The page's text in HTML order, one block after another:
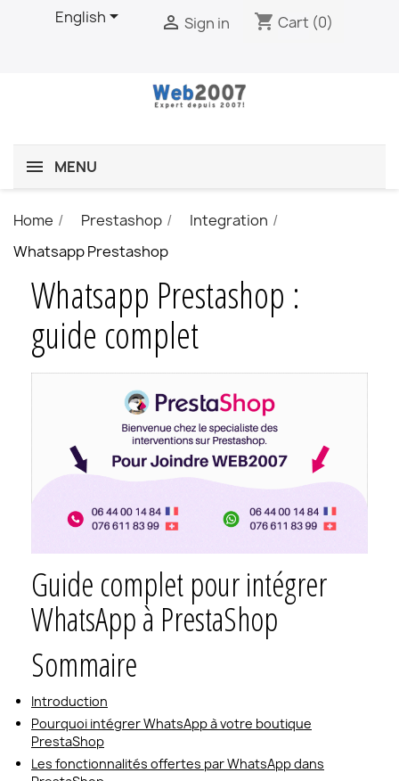
English  Sign in shopping_cart Cart (0)
MENU
Home Prestashop
Integration
Whatsapp Prestashop
Whatsapp Prestashop :
guide complet
Guide complet pour intégrer
WhatsApp à PrestaShop
Sommaire
Introduction
Pourquoi intégrer WhatsApp à votre boutique
PrestaShop
Les fonctionnalités offertes par WhatsApp dans